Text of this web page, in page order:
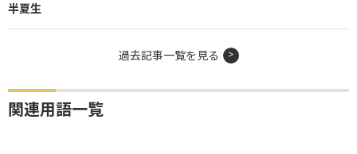
半夏生
過去記事一覧を見る
関連用語一覧